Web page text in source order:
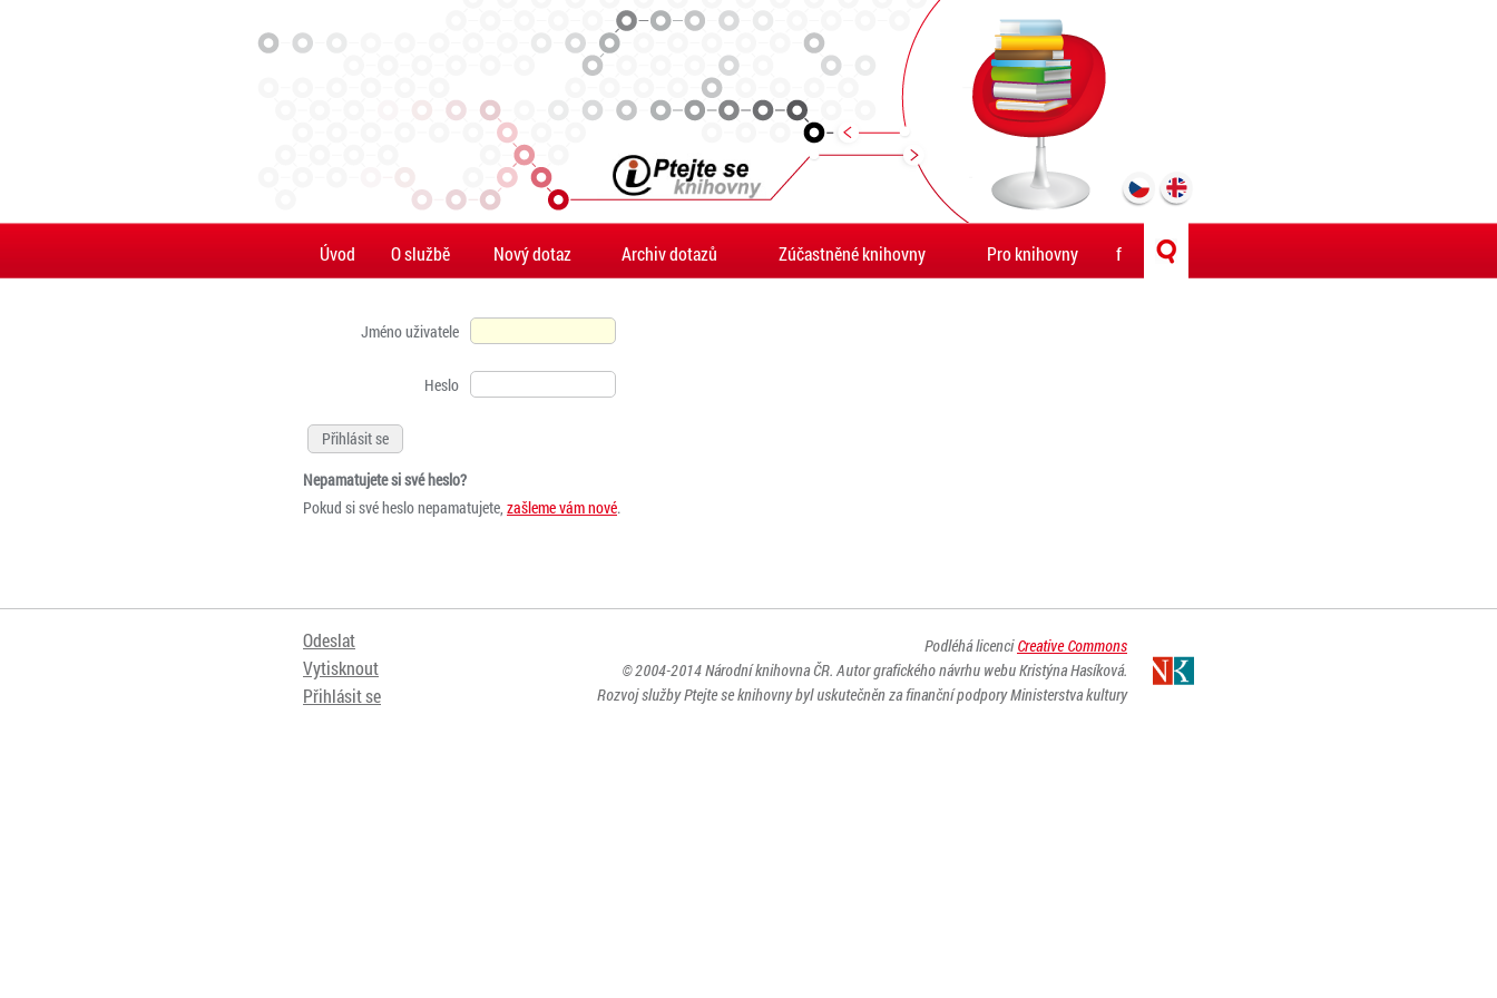
Úvod O službě Nový dotaz Archiv dotazů Zúčastněné knihovny Pro knihovny f
Jméno uživatele
Heslo
Nepamatujete si své heslo?
Pokud si své heslo nepamatujete, zašleme vám nové.
Odeslat
Vytisknout
Přihlásit se
Podléhá licenciCreative Commons
© 2004-2014Národní knihovna ČR. Autor grafického návrhu webu Kristýna Hasíková.
Rozvoj služby Ptejte se knihovny byl uskutečněn za finanční podpory Ministerstva kultury